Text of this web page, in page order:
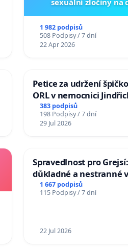
sexuální zločiny na
1 982 podpisů
508 Podpisy / 7 dní
22 Apr 2026
Petice za udržení
ORL v nemocnici
Hradec
383 podpisů
198 Podpisy / 7 dní
29 Jul 2026
Spravedlnost pro
důkladné a nestranné
1 667 podpisů
115 Podpisy / 7 dní
22 Jul 2026